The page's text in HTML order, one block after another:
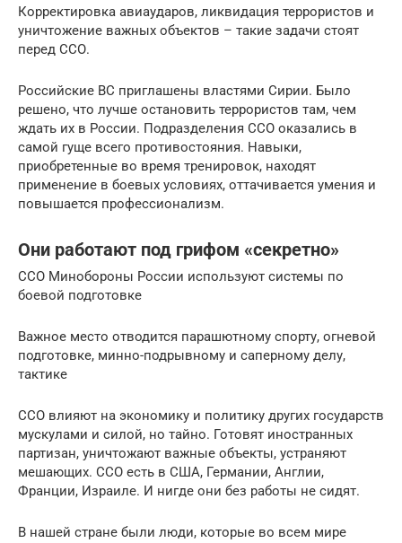
Корректировка авиаударов, ликвидация террористов и
уничтожение важных объектов – такие задачи стоят
перед ССО.
Российские ВС приглашены властями Сирии. Было
решено, что лучше остановить террористов там, чем
ждать их в России. Подразделения ССО оказались в
самой гуще всего противостояния. Навыки,
приобретенные во время тренировок, находят
применение в боевых условиях, оттачивается умения и
повышается профессионализм.
Они работают под грифом «секретно»
ССО Минобороны России используют системы по
боевой подготовке
Важное место отводится парашютному спорту, огневой
подготовке, минно-подрывному и саперному делу,
тактике
ССО влияют на экономику и политику других государств
мускулами и силой, но тайно. Готовят иностранных
партизан, уничтожают важные объекты, устраняют
мешающих. ССО есть в США, Германии, Англии,
Франции, Израиле. И нигде они без работы не сидят.
В нашей стране были люди, которые во всем мире